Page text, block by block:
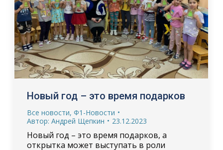
Новый год – это время подарков
Все новости, Ф1-Новости
Автор: Андрей Щепкин 23.12.2023
Новый год – это время подарков, а
открытка может выступать в роли